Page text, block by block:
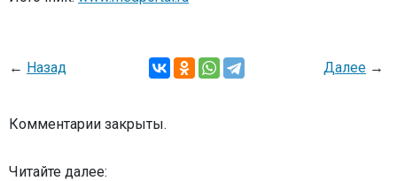
← Назад Далее →
Комментарии закрыты.
Читайте далее: